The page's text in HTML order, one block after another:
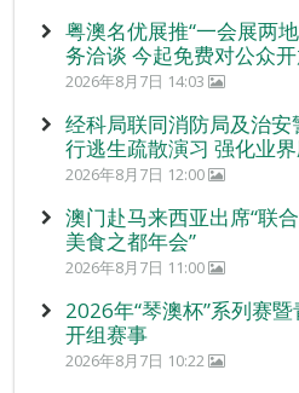
粤澳名优展推“一会展两
务洽谈 今起免费对公众
2026年8月7日 14:03
经科局联同消防局及治
行逃生疏散演习 强化业
2026年8月7日 12:00
澳门赴马来西亚出席“联
美食之都年会”
2026年8月7日 11:00
2026年“琴澳杯”系列赛
开组赛事
2026年8月7日 10:22